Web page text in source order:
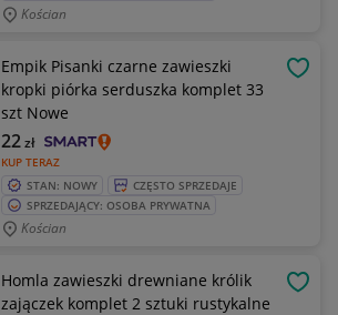
Kościan
Empik Pisanki czarne zawieszki
kropki piórka serduszka komplet 33
szt Nowe
KUP TERAZ
22zł
STAN: NOWY
CZĘSTO SPRZEDAJE
SPRZEDAJĄCY: OSOBA PRYWATNA
Kościan
Homla zawieszki drewniane królik
zajączek komplet 2 sztuki rustykalne